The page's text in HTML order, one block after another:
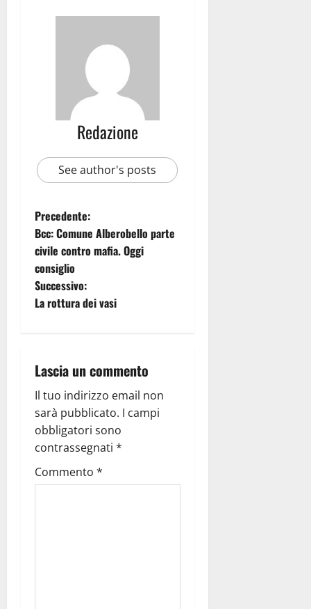
Redazione
See author's posts
Precedente:
Bcc: Comune Alberobello parte
civile contro mafia. Oggi
consiglio
Successivo:
La rottura dei vasi
Lascia un commento
Il tuo indirizzo email non
sarà pubblicato. I campi
obbligatori sono
contrassegnati *
Commento *